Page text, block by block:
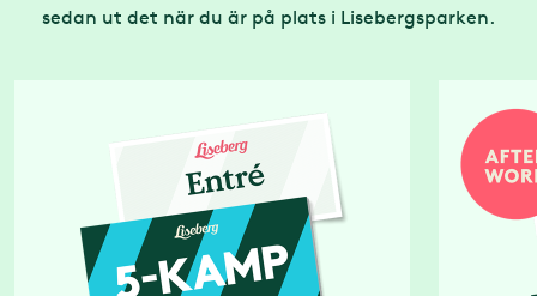
sedan ut det när du är på plats i Lisebergsparken.